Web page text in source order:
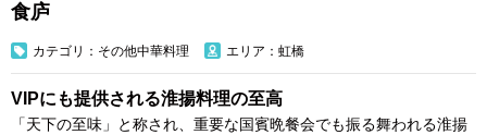
食庐
カテゴリ：その他中華料理 エリア：虹橋
VIPにも提供される淮揚料理の至高
「天下の至味」と称され、重要な国賓晩餐会でも振る舞われる淮揚